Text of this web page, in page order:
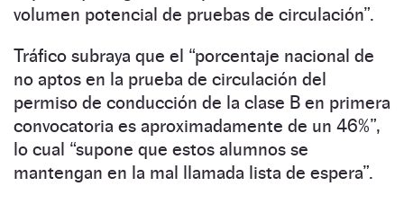
volumen potencial de pruebas de circulación”.
Tráfico subraya que el “porcentaje nacional de
no aptos en la prueba de circulación del
permiso de conducción de la clase B en primera
convocatoria es aproximadamente de un 46%”,
lo cual “supone que estos alumnos se
mantengan en la mal llamada lista de espera”.